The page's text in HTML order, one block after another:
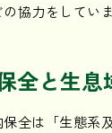
協力をしていま
全と生息
全は「生態系